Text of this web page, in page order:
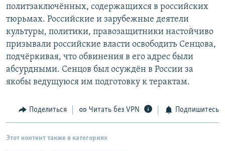
политзаключённых, содержащихся в российских
тюрьмах. Российские и зарубежные деятели
культуры, политики, правозащитники настойчиво
призывали российские власти освободить Сенцова,
подчёркивая, что обвинения в его адрес были
абсурдными. Сенцов был осуждён в России за
якобы ведущуюся им подготовку к терактам.
Поделиться Читать без VPN Подпишитесь
Этот контент также в категориях